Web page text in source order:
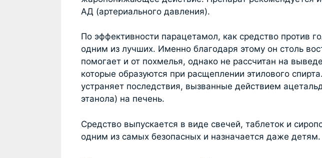
АД (артериального давления).
По эффективности парацетамол, как средство против
одним из лучших. Именно благодаря этому он столь
помогает и от похмелья, однако не рассчитан на
которые образуются при расщеплении этилового
устраняет последствия, вызванные действием
этанола) на печень.
Средство выпускается в виде свечей, таблеток и
одним из самых безопасных и назначается даже детям.